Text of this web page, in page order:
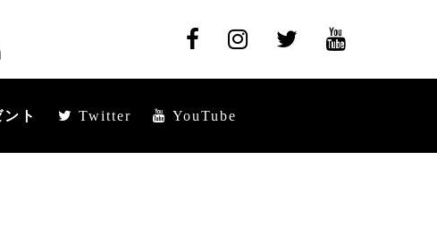
ト Twitter YouTube